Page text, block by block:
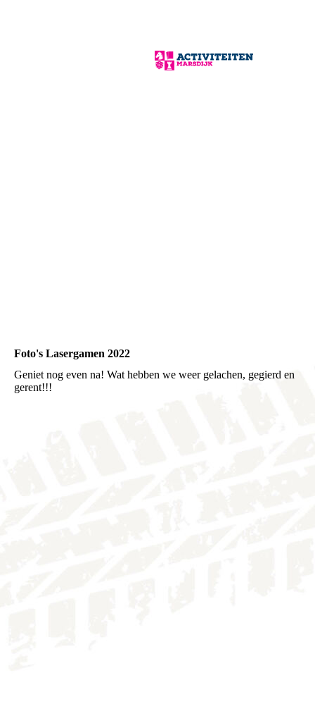
Foto's Lasergamen 2022
Geniet nog even na! Wat hebben we weer gelachen, gegierd en
gerent!!!